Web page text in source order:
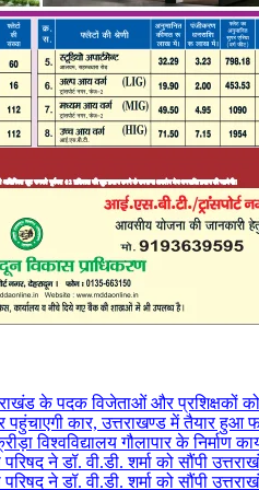
के पदक विजेताओं और प्रशिक्षकों को
कार, उत्तराखण्ड में तैयार हुआ
विश्वविद्यालय गौलापार के निर्माण
ने डॉ. वी.डी. शर्मा को सौंपी
ने डॉ. वी.डी. शर्मा को सौंपी